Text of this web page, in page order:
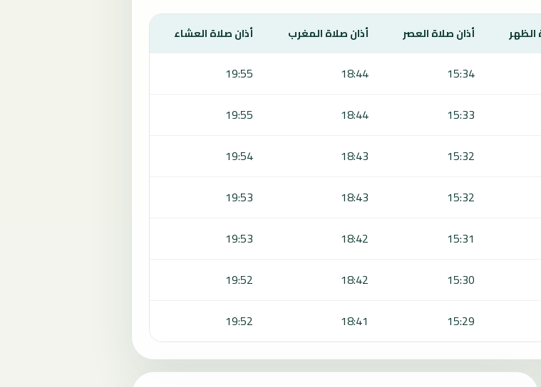
الظهر أذان صلاة العصر أذان صلاة المغرب أذان صلاة العشاء
15:34
18:44
19:55
15:33
18:44
19:55
15:32
18:43
19:54
15:32
18:43
19:53
15:31
18:42
19:53
15:30
18:42
19:52
15:29
18:41
19:52